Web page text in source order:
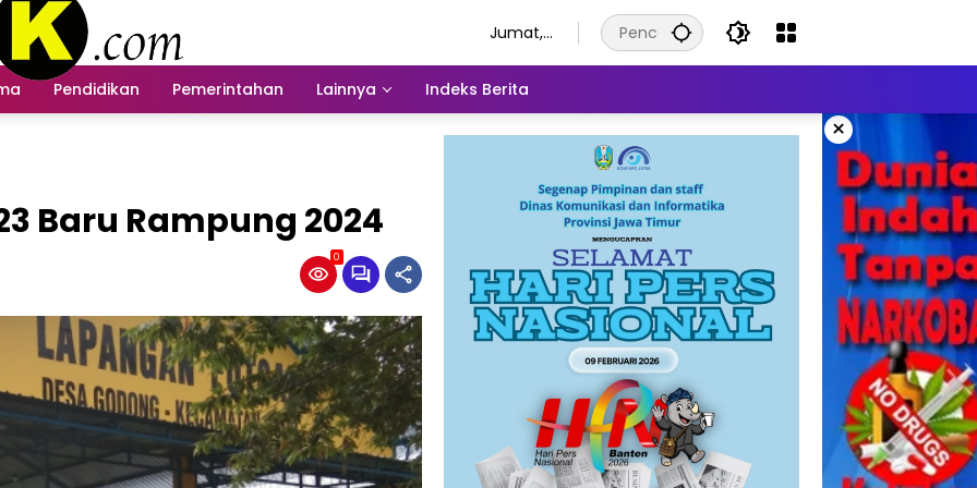
Jumat,
Agustus
2026
Pendidikan Pemerintahan Lainnya Indeks Berita
×
Baru Rampung 2024
0